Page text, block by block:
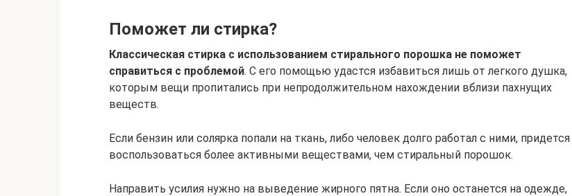
Поможет ли стирка?
Классическая стирка с использованием стирального порошка не поможет
справиться с проблемой. С его помощью удастся избавиться лишь от легкого душка,
которым вещи пропитались при непродолжительном нахождении вблизи пахнущих
веществ.
Если бензин или солярка попали на ткань, либо человек долго работал с ними, придется
воспользоваться более активными веществами, чем стиральный порошок.
Направить усилия нужно на выведение жирного пятна. Если оно останется на одежде,